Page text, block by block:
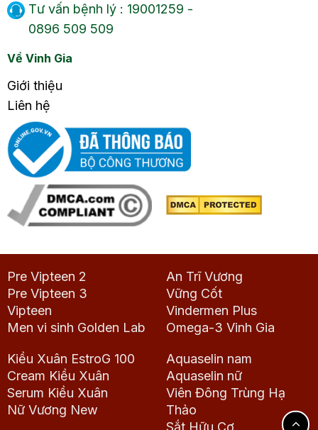
Tư vấn bệnh lý : 19001259 -
0896 509 509
Về Vinh Gia
Giới thiệu
Liên hệ
Pre Vipteen 2
Pre Vipteen 3
Vipteen
Men vi sinh Golden Lab
An Trĩ Vương
Vững Cốt
Vindermen Plus
Omega-3 Vinh Gia
Kiều Xuân EstroG 100
Cream Kiều Xuân
Serum Kiều Xuân
Nữ Vương New
Aquaselin nam
Aquaselin nữ
Viên Đông Trùng Hạ
Thảo
Sắt Hữu Cơ